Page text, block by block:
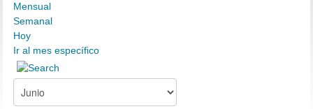
Mensual
Semanal
Hoy
Ir al mes específico